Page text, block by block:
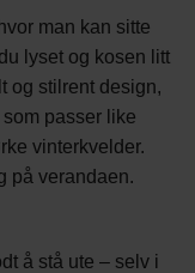
man kan sitte
lyset og kosen litt
og stilrent design,
passer like
vinterkvelder.
på verandaen.
å stå ute – selv i